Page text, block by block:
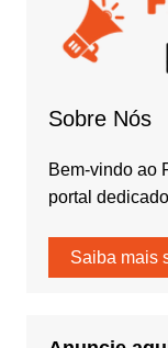
Sobre Nós
Bem-vindo ao
portal
Saiba mais